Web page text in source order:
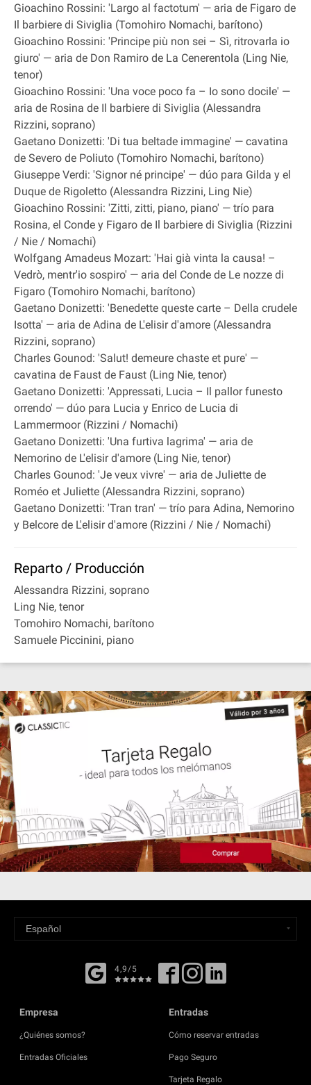
Gioachino Rossini: 'Largo al factotum' — aria de Figaro de
Il barbiere di Siviglia (Tomohiro Nomachi, barítono)
Gioachino Rossini: 'Principe più non sei – Sì, ritrovarla io
giuro' — aria de Don Ramiro de La Cenerentola (Ling Nie,
tenor)
Gioachino Rossini: 'Una voce poco fa – Io sono docile' —
aria de Rosina de Il barbiere di Siviglia (Alessandra
Rizzini, soprano)
Gaetano Donizetti: 'Di tua beltade immagine' — cavatina
de Severo de Poliuto (Tomohiro Nomachi, barítono)
Giuseppe Verdi: 'Signor né principe' — dúo para Gilda y el
Duque de Rigoletto (Alessandra Rizzini, Ling Nie)
Gioachino Rossini: 'Zitti, zitti, piano, piano' — trío para
Rosina, el Conde y Figaro de Il barbiere di Siviglia (Rizzini
/ Nie / Nomachi)
Wolfgang Amadeus Mozart: 'Hai già vinta la causa! –
Vedrò, mentr'io sospiro' — aria del Conde de Le nozze di
Figaro (Tomohiro Nomachi, barítono)
Gaetano Donizetti: 'Benedette queste carte – Della crudele
Isotta' — aria de Adina de L'elisir d'amore (Alessandra
Rizzini, soprano)
Charles Gounod: 'Salut! demeure chaste et pure' —
cavatina de Faust de Faust (Ling Nie, tenor)
Gaetano Donizetti: 'Appressati, Lucia – Il pallor funesto
orrendo' — dúo para Lucia y Enrico de Lucia di
Lammermoor (Rizzini / Nomachi)
Gaetano Donizetti: 'Una furtiva lagrima' — aria de
Nemorino de L'elisir d'amore (Ling Nie, tenor)
Charles Gounod: 'Je veux vivre' — aria de Juliette de
Roméo et Juliette (Alessandra Rizzini, soprano)
Gaetano Donizetti: 'Tran tran' — trío para Adina, Nemorino
y Belcore de L'elisir d'amore (Rizzini / Nie / Nomachi)
Reparto / Producción
Alessandra Rizzini, soprano
Ling Nie, tenor
Tomohiro Nomachi, barítono
Samuele Piccinini, piano
4,9/5
Empresa
¿Quiénes somos?
Entradas Oficiales
Entradas
Cómo reservar entradas
Pago Seguro
Tarjeta Regalo